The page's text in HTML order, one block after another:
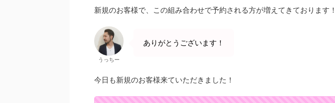
新規のお客様で、この組み合わせで予約される方が増えてきております！
うっちー
ありがとうございます！
今日も新規のお客様来ていただきました！